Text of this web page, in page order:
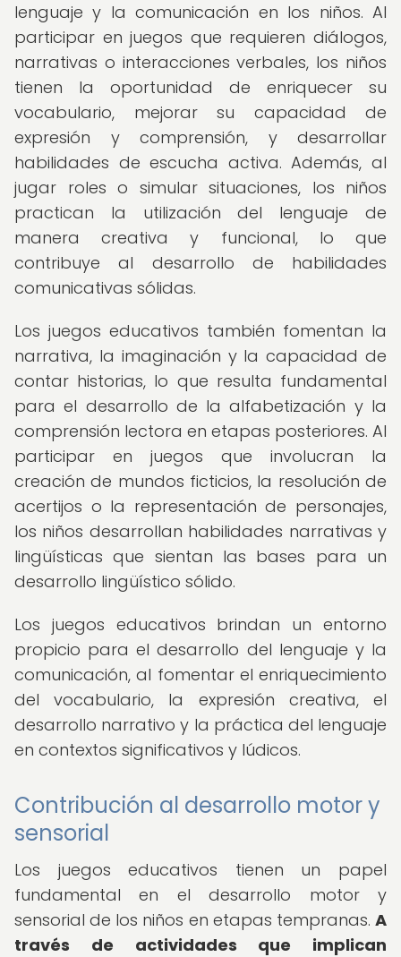
lenguaje y la comunicación en los niños. Al
participar en juegos que requieren diálogos,
narrativas o interacciones verbales, los niños
tienen la oportunidad de enriquecer su
vocabulario, mejorar su capacidad de
expresión y comprensión, y desarrollar
habilidades de escucha activa. Además, al
jugar roles o simular situaciones, los niños
practican la utilización del lenguaje de
manera creativa y funcional, lo que
contribuye al desarrollo de habilidades
comunicativas sólidas.
Los juegos educativos también fomentan la
narrativa, la imaginación y la capacidad de
contar historias, lo que resulta fundamental
para el desarrollo de la alfabetización y la
comprensión lectora en etapas posteriores. Al
participar en juegos que involucran la
creación de mundos ficticios, la resolución de
acertijos o la representación de personajes,
los niños desarrollan habilidades narrativas y
lingüísticas que sientan las bases para un
desarrollo lingüístico sólido.
Los juegos educativos brindan un entorno
propicio para el desarrollo del lenguaje y la
comunicación, al fomentar el enriquecimiento
del vocabulario, la expresión creativa, el
desarrollo narrativo y la práctica del lenguaje
en contextos significativos y lúdicos.
Contribución al desarrollo motor y
sensorial
Los juegos educativos tienen un papel
fundamental en el desarrollo motor y
sensorial de los niños en etapas tempranas. A
través de actividades que implican